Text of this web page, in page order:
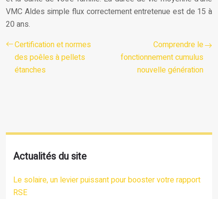
VMC Aldes simple flux correctement entretenue est de 15 à
20 ans.
Certification et normes
des poêles à pellets
étanches
Comprendre le
fonctionnement cumulus
nouvelle génération
Actualités du site
Le solaire, un levier puissant pour booster votre rapport
RSE